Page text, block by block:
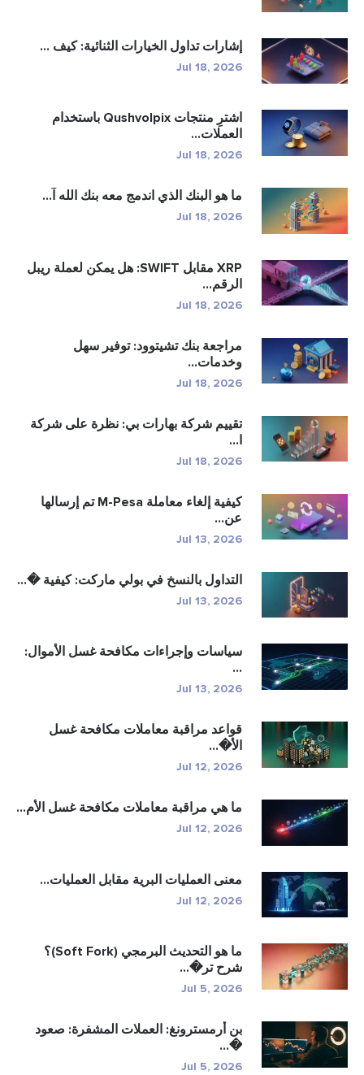
إشارات تداول الخيارات الثنائية: كيف ...
Jul 18, 2026
اشترِ منتجات Qushvolpix باستخدام
العملات...
Jul 18, 2026
ما هو البنك الذي اندمج معه بنك الله آ...
Jul 18, 2026
XRP مقابل SWIFT: هل يمكن لعملة ريبل
الرقم...
Jul 18, 2026
مراجعة بنك تشيتوود: توفير سهل
وخدمات...
Jul 18, 2026
تقييم شركة بهارات بي: نظرة على شركة
ا...
Jul 18, 2026
كيفية إلغاء معاملة M-Pesa تم إرسالها
عن...
Jul 13, 2026
التداول بالنسخ في بولي ماركت: كيفية �...
Jul 13, 2026
سياسات وإجراءات مكافحة غسل الأموال:
...
Jul 13, 2026
قواعد مراقبة معاملات مكافحة غسل
الأ�...
Jul 12, 2026
ما هي مراقبة معاملات مكافحة غسل الأم...
Jul 12, 2026
معنى العمليات البرية مقابل العمليات...
Jul 12, 2026
ما هو التحديث البرمجي (Soft Fork)؟
شرح تر�...
Jul 5, 2026
بن أرمسترونغ: العملات المشفرة: صعود
�...
Jul 5, 2026